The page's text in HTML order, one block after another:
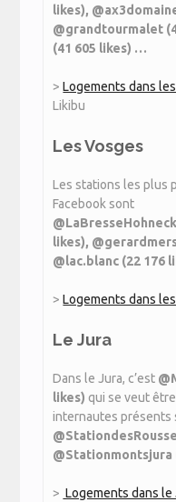
likes),
@grandtourmalet
(41 605 likes) …
>Logements dans
Likibu
Les Vosges
Les stations les plus
Facebook sont
likes),
@lac.blanc (22 176
>Logements dans
Le Jura
Dans le Jura, c’est
likes) qui se veut
internautes présents
@Stationmontsjura
> Logements dans le